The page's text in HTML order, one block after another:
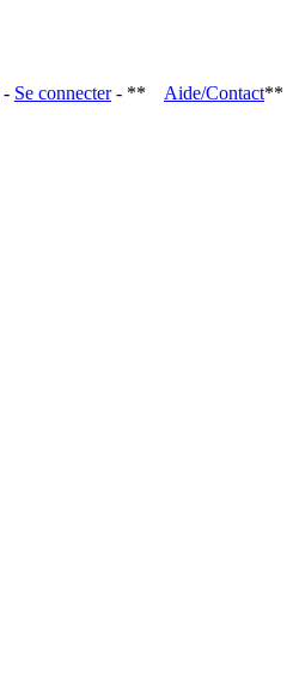
- Se connecter- ** Aide/Contact**